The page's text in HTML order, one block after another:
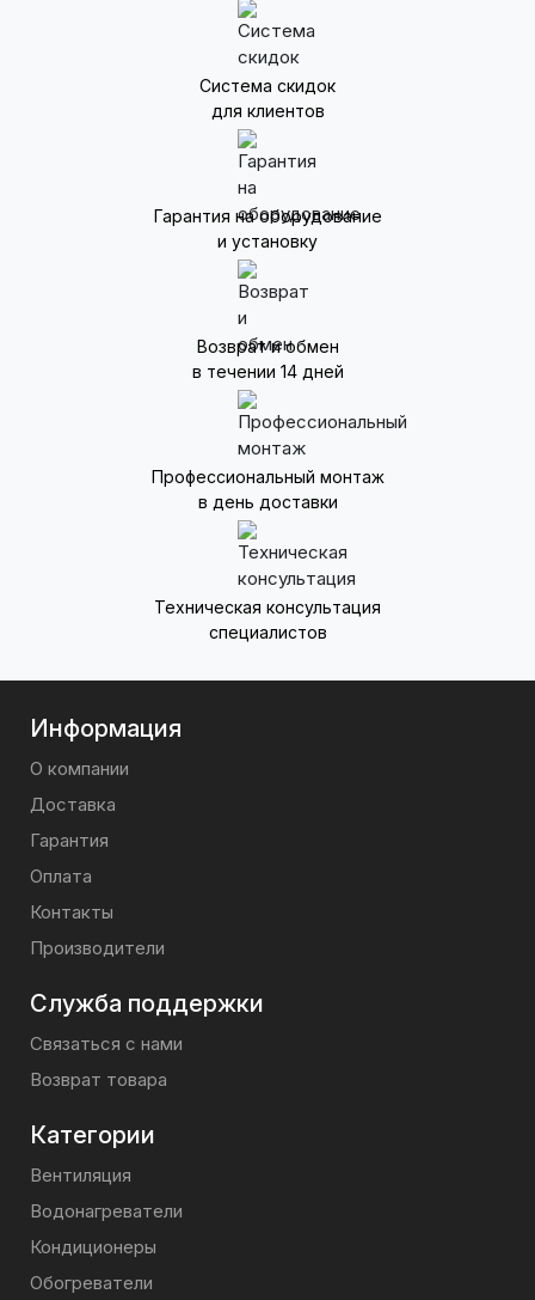
Система скидок
для клиентов
Гарантия на оборудование
и установку
Возврат и обмен
в течении 14 дней
Профессиональный монтаж
в день доставки
Техническая консультация
специалистов
Информация
О компании
Доставка
Гарантия
Оплата
Контакты
Производители
Служба поддержки
Связаться с нами
Возврат товара
Категории
Вентиляция
Водонагреватели
Кондиционеры
Обогреватели